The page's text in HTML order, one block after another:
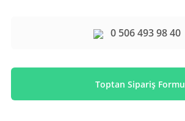
0 506 493 98 40
Toptan Sipariş Formu